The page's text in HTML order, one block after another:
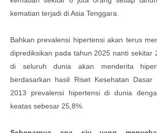
kematian terjadi di Asia Tenggara.
Bahkan prevalensi hipertensi akan terus
diprediksikan pada tahun 2025 nanti sekitar
di seluruh dunia akan menderita
berdasarkan hasil Riset Kesehatan Dasar
2013 prevalensi hipertensi di dunia
keatas sebesar 25,8%.